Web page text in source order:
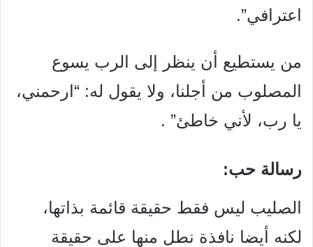
اعترافي”.
من يستطيع أن ينظر إلى الرب يسوع
المصلوب من أجلنا، ولا يقول له: “ارحمني،
يا رب، لأني خاطئ” .
رسالة حب:
الصليب ليس فقط حقيقة قائمة بذاتها،
لكنه أيضا نافذة نطل منها على حقيقة